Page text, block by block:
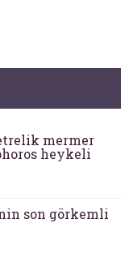
mermer
heykeli
son görkemli